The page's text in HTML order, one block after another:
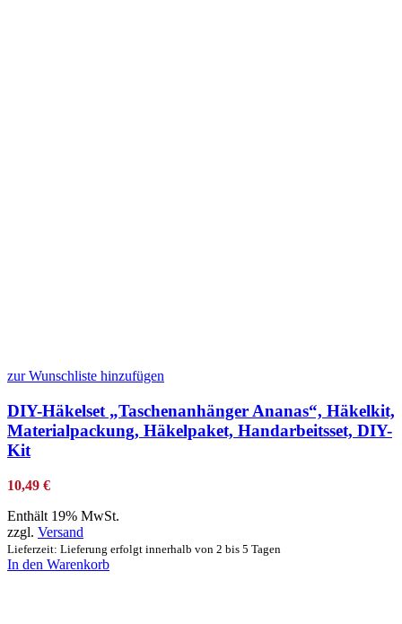
zur Wunschliste hinzufügen
DIY-Häkelset „Taschenanhänger Ananas“, Häkelkit,
Materialpackung, Häkelpaket, Handarbeitsset, DIY-
Kit
10,49 €
Enthält 19% MwSt.
zzgl. Versand
Lieferzeit: Lieferung erfolgt innerhalb von 2 bis 5 Tagen
In den Warenkorb